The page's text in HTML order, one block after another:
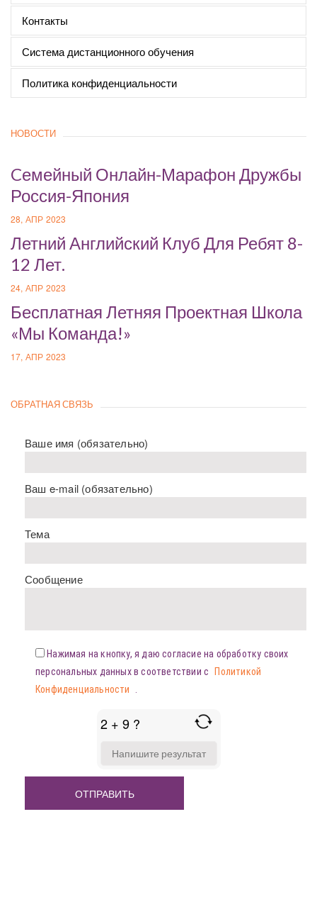
Контакты
Система дистанционного обучения
Политика конфиденциальности
НОВОСТИ
Cемейный Онлайн-Марафон Дружбы
Россия-Япония
28, АПР 2023
Летний Английский Клуб Для Ребят 8-
12 Лет.
24, АПР 2023
Бесплатная Летняя Проектная Школа
«Мы Команда!»
17, АПР 2023
ОБРАТНАЯ СВЯЗЬ
Ваше имя (обязательно)
Ваш e-mail (обязательно)
Тема
Сообщение
Нажимая на кнопку, я даю согласие на обработку своих
персональных данных в соответствии с
Политикой
Конфиденциальности
2 + 9 ?
FOR
+